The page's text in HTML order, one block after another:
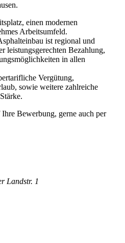
einen modernen
Arbeitsumfeld.
ist regional und
leistungsgerechten Bezahlung,
in allen
Vergütung,
sowie weitere zahlreiche
Bewerbung, gerne auch per
Landstr. 1